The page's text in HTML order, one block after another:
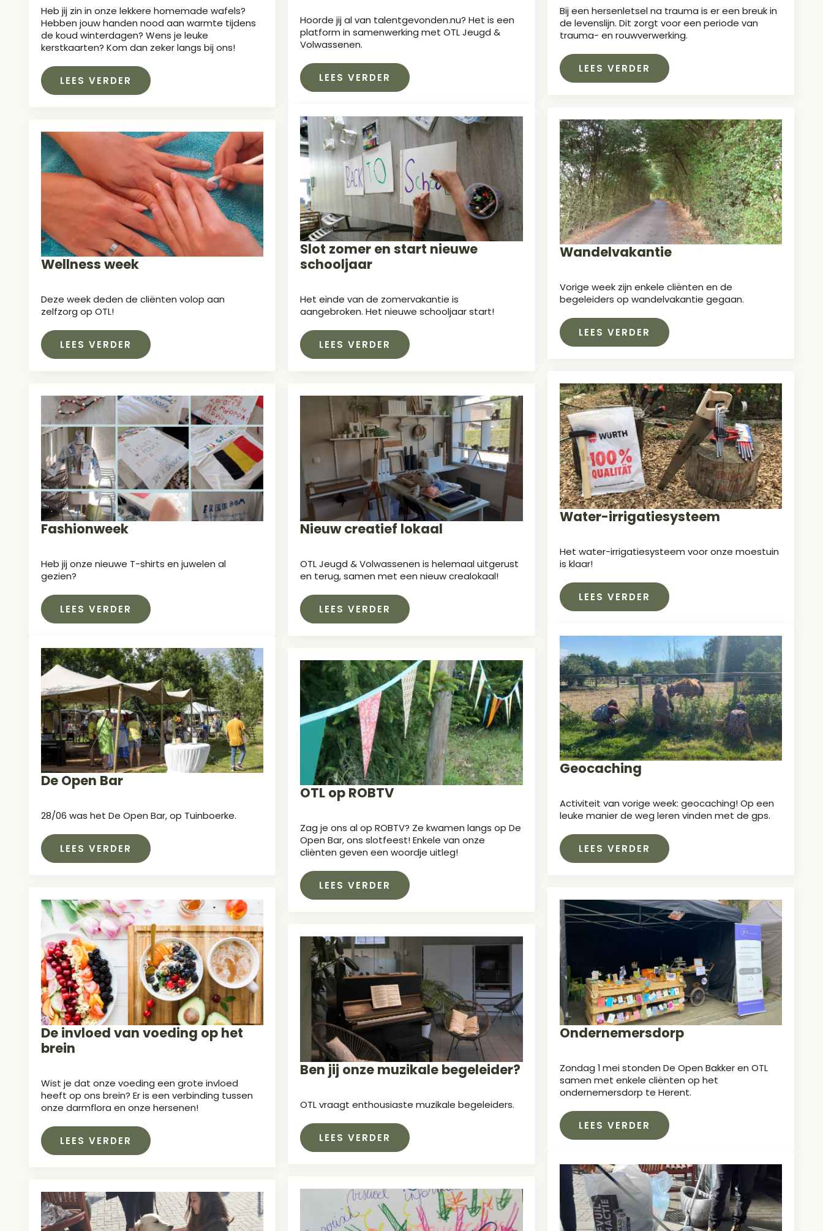
Heb jij zin in onze lekkere homemade wafels?
Hebben jouw handen nood aan warmte tijdens
de koud winterdagen? Wens je leuke
kerstkaarten? Kom dan zeker langs bij ons!
LEES VERDER
Bij een hersenletsel na trauma is er een breuk in
de levenslijn. Dit zorgt voor een periode van
trauma- en rouwverwerking.
LEES VERDER
Hoorde jij al van talentgevonden.nu? Het is een
platform in samenwerking met OTL Jeugd &
Volwassenen.
LEES VERDER
Slot zomer en start nieuwe
schooljaar
Het einde van de zomervakantie is
aangebroken. Het nieuwe schooljaar start!
LEES VERDER
Wandelvakantie
Vorige week zijn enkele cliënten en de
begeleiders op wandelvakantie gegaan.
LEES VERDER
Wellness week
Deze week deden de cliënten volop aan
zelfzorg op OTL!
LEES VERDER
Water-irrigatiesysteem
Het water-irrigatiesysteem voor onze moestuin
is klaar!
LEES VERDER
Fashionweek
Heb jij onze nieuwe T-shirts en juwelen al
gezien?
LEES VERDER
Nieuw creatief lokaal
OTL Jeugd & Volwassenen is helemaal uitgerust
en terug, samen met een nieuw crealokaal!
LEES VERDER
Geocaching
Activiteit van vorige week: geocaching! Op een
leuke manier de weg leren vinden met de gps.
LEES VERDER
De Open Bar
28/06 was het De Open Bar, op Tuinboerke.
LEES VERDER
OTL op ROBTV
Zag je ons al op ROBTV? Ze kwamen langs op De
Open Bar, ons slotfeest! Enkele van onze
cliënten geven een woordje uitleg!
LEES VERDER
De invloed van voeding op het
brein
Wist je dat onze voeding een grote invloed
heeft op ons brein? Er is een verbinding tussen
onze darmflora en onze hersenen!
LEES VERDER
Ondernemersdorp
Zondag 1 mei stonden De Open Bakker en OTL
samen met enkele cliënten op het
ondernemersdorp te Herent.
LEES VERDER
Ben jij onze muzikale begeleider?
OTL vraagt enthousiaste muzikale begeleiders.
LEES VERDER